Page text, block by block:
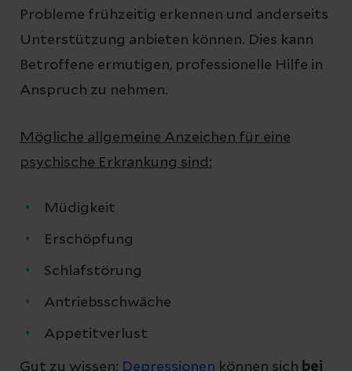
Probleme frühzeitig erkennen und anderseits
Unterstützung anbieten können. Dies kann
Betroffene ermutigen, professionelle Hilfe in
Anspruch zu nehmen.
Mögliche allgemeine Anzeichen für eine
psychische Erkrankung sind:
Müdigkeit
Erschöpfung
Schlafstörung
Antriebsschwäche
Appetitverlust
Gut zu wissen: Depressionen können sich bei